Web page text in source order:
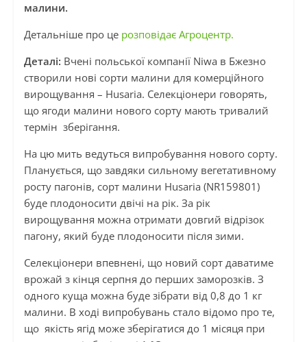
малини.
Детальніше про це розповідає Агроцентр.
Деталі: Вчені польської компанії Niwa в Бжезно
створили нові сорти малини для комерційного
вирощування – Husaria. Селекціонери говорять,
що ягоди малини нового сорту мають тривалий
термін зберігання.
На цю мить ведуться випробування нового сорту.
Планується, що завдяки сильному вегетативному
росту пагонів, сорт малини Husaria (NR159801)
буде плодоносити двічі на рік. За рік
вирощування можна отримати довгий відрізок
пагону, який буде плодоносити після зими.
Селекціонери впевнені, що новий сорт даватиме
врожай з кінця серпня до перших заморозків. З
одного куща можна буде зібрати від 0,8 до 1 кг
малини. В ході випробувань стало відомо про те,
що якість ягід може зберігатися до 1 місяця при